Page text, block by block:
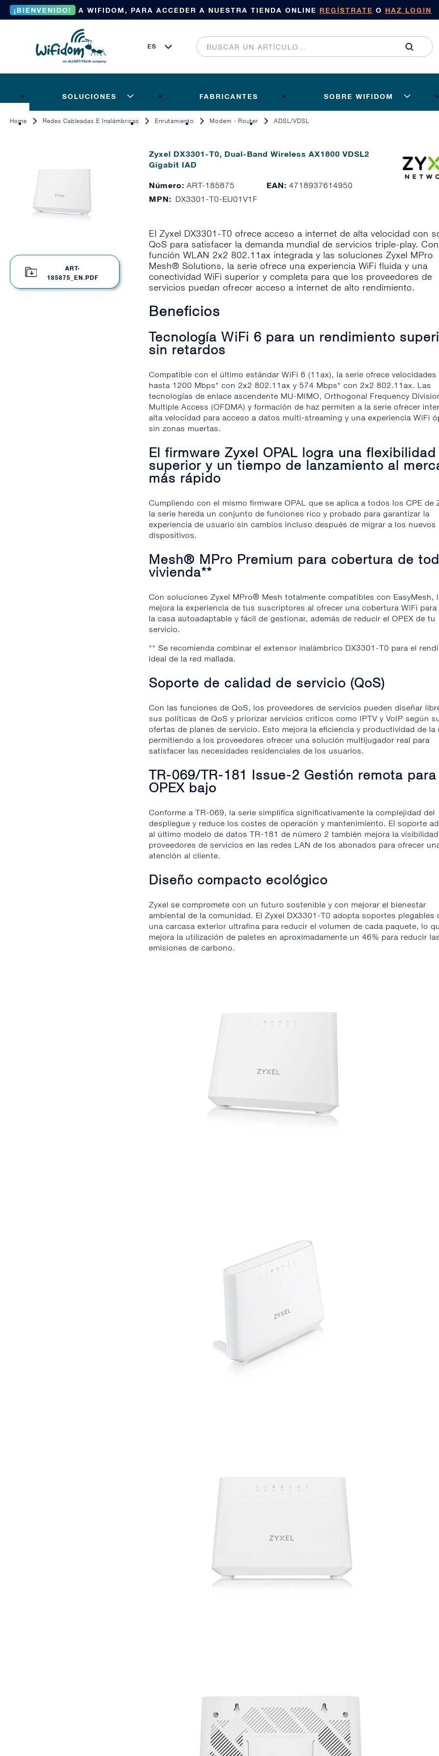
¡BIENVENIDO! A WIFIDOM, PARA ACCEDER A NUESTRA TIENDA ONLINE REGÍSTRATE O HAZ LOGIN
SOLUCIONES FABRICANTES SOBRE WIFIDOM
Home Redes Cableadas E Inalámbricas Enrutamiento Modem - Router ADSL/VDSL
ART-
185875_EN.PDF
Zyxel DX3301-T0, Dual-Band Wireless AX1800 VDSL2
Gigabit IAD
Número:ART-185875 EAN: 4718937614950
MPN: DX3301-T0-EU01V1F
El Zyxel DX3301-T0 ofrece acceso a internet de alta velocidad con
QoS para satisfacer la demanda mundial de servicios triple-play.
función WLAN 2x2 802.11ax integrada y las soluciones Zyxel MPro
Mesh® Solutions, la serie ofrece una experiencia WiFi fluida y una
conectividad WiFi superior y completa para que los proveedores de
servicios puedan ofrecer acceso a internet de alto rendimiento.
Beneficios
Tecnología WiFi 6 para un rendimiento
sin retardos
Compatible con el último estándar WiFi 6 (11ax), la serie ofrece velocidades
hasta 1200 Mbps* con 2x2 802.11ax y 574 Mbps* con 2x2 802.11ax. Las
tecnologías de enlace ascendente MU-MIMO, Orthogonal Frequency
Multiple Access (OFDMA) y formación de haz permiten a la serie ofrecer
alta velocidad para acceso a datos multi-streaming y una experiencia WiFi
sin zonas muertas.
El firmware Zyxel OPAL logra una flexibilidad
superior y un tiempo de lanzamiento al
más rápido
Cumpliendo con el mismo firmware OPAL que se aplica a todos los CPE de
la serie hereda un conjunto de funciones rico y probado para garantizar la
experiencia de usuario sin cambios incluso después de migrar a los nuevos
dispositivos.
Mesh® MPro Premium para cobertura de
vivienda**
Con soluciones Zyxel MPro® Mesh totalmente compatibles con EasyMesh,
mejora la experiencia de tus suscriptores al ofrecer una cobertura WiFi para
la casa autoadaptable y fácil de gestionar, además de reducir el OPEX de tu
servicio.
** Se recomienda combinar el extensor inalámbrico DX3301-T0 para el
ideal de la red mallada.
Soporte de calidad de servicio (QoS)
Con las funciones de QoS, los proveedores de servicios pueden diseñar
sus políticas de QoS y priorizar servicios críticos como IPTV y VoIP según
ofertas de planes de servicio. Esto mejora la eficiencia y productividad de la
permitiendo a los proveedores ofrecer una solución multijugador real para
satisfacer las necesidades residenciales de los usuarios.
TR-069/TR-181 Issue-2 Gestión remota para
OPEX bajo
Conforme a TR-069, la serie simplifica significativamente la complejidad del
despliegue y reduce los costes de operación y mantenimiento. El soporte
al último modelo de datos TR-181 de número 2 también mejora la
proveedores de servicios en las redes LAN de los abonados para ofrecer
atención al cliente.
Diseño compacto ecológico
Zyxel se compromete con un futuro sostenible y con mejorar el bienestar
ambiental de la comunidad. El Zyxel DX3301-T0 adopta soportes plegables
una carcasa exterior ultrafina para reducir el volumen de cada paquete, lo
mejora la utilización de paletes en aproximadamente un 46% para reducir
emisiones de carbono.